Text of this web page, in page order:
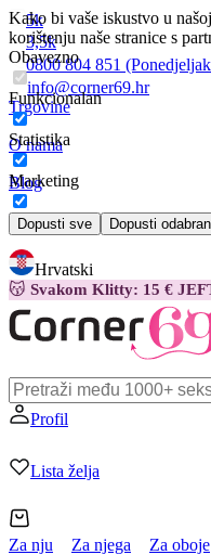
Kako bi vaše iskustvo u
korištenju naše stranice s
Obavezno
Funkcionalan
Statistika
Marketing
Dopusti sve Dopusti
5k
3,5k
0800 804 851
info@corner69.hr
Trgovine
O nama
Blog
Kontakt
Hrvatski
😽 Svakom Klitty: 15 €
Profil
Lista želja
Za nju Za njega Za oboje